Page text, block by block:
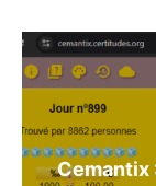
Cemantix